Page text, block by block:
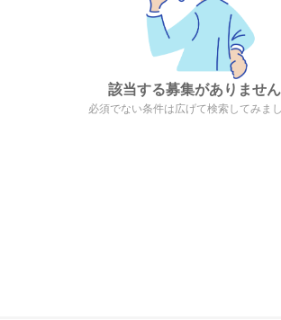
該当する募集がありません
必須でない条件は広げて検索してみま